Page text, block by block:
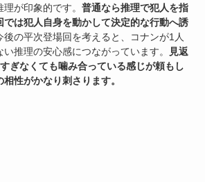
が印象的です。 普通なら推理で犯人を指
では犯人自身を動かして決定的な行動へ誘
後の平次登場回を考えると、コナンが1人
推理の安心感につながっています。
見返
ぎなくても噛み合っている感じが頼もし
性がかなり刺さります。